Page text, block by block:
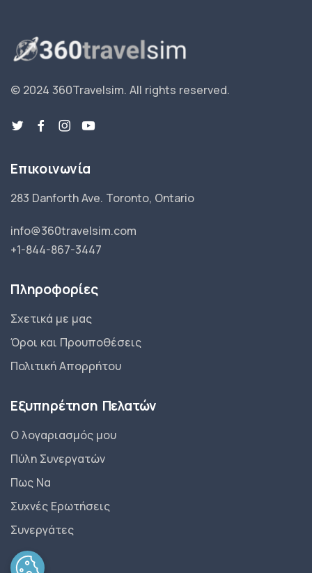
© 2024 360Travelsim. All rights reserved.
Επικοινωνία
283 Danforth Ave. Toronto, Ontario
info@360travelsim.com
+1-844-867-3447
Πληροφορίες
Σχετικά με μας
Όροι και Προυποθέσεις
Πολιτική Απορρήτου
Εξυπηρέτηση Πελατών
Ο λογαριασμός μου
Πύλη Συνεργατών
Πως Να
Συχνές Ερωτήσεις
Συνεργάτες